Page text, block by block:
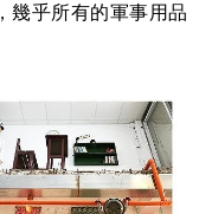
幾乎所有的軍事用品